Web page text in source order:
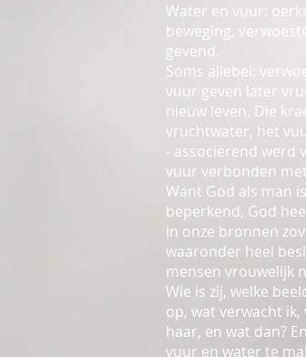
Water en vuur:
beweging,
gevend.
Soms allebei:
vuur geven later
nieuw leven. Die
vruchtwater, het
- associërend werd
vuur verbonden
Want God als man
beperkend, God
in onze bronnen
waaronder heel
mensen vrouwelijk
Wie is zij, welke
op, wat verwacht
haar, en wat dan?
vuur en water te